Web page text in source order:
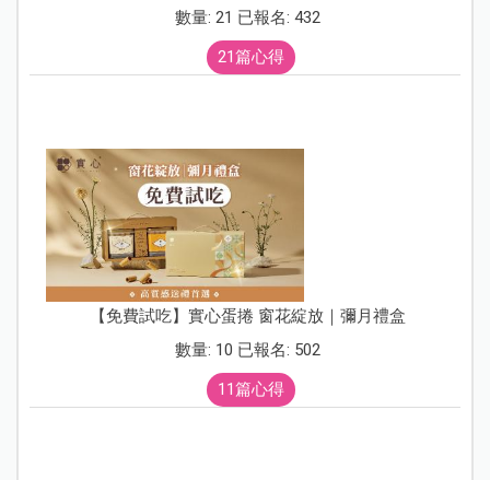
數量: 21 已報名: 432
21篇心得
【免費試吃】實心蛋捲 窗花綻放｜彌月禮盒
數量: 10 已報名: 502
11篇心得